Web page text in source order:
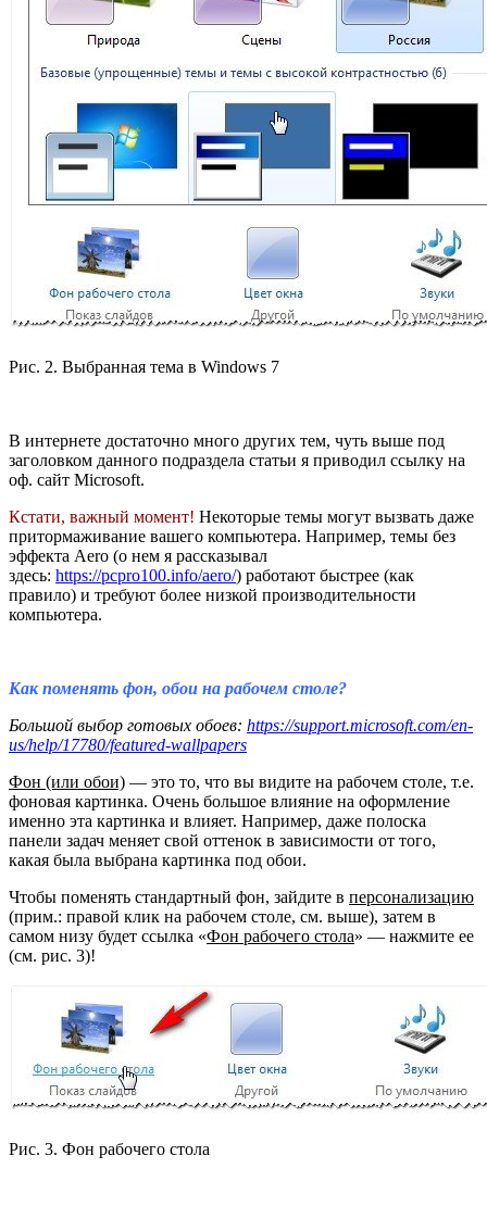
Рис. 2. Выбранная тема в Windows 7
В интернете достаточно много других тем, чуть выше под
заголовком данного подраздела статьи я приводил ссылку на
оф. сайт Microsoft.
Кстати, важный момент! Некоторые темы могут вызвать даже
притормаживание вашего компьютера. Например, темы без
эффекта Aero (о нем я рассказывал
здесь: https://pcpro100.info/aero/) работают быстрее (как
правило) и требуют более низкой производительности
компьютера.
Как поменять фон, обои на рабочем столе?
Большой выбор готовых обоев: https://support.microsoft.com/en-
us/help/17780/featured-wallpapers
Фон (или обои) — это то, что вы видите на рабочем столе, т.е.
фоновая картинка. Очень большое влияние на оформление
именно эта картинка и влияет. Например, даже полоска
панели задач меняет свой оттенок в зависимости от того,
какая была выбрана картинка под обои.
Чтобы поменять стандартный фон, зайдите в персонализацию
(прим.: правой клик на рабочем столе, см. выше), затем в
самом низу будет ссылка «Фон рабочего стола» — нажмите ее
(см. рис. 3)!
Рис. 3. Фон рабочего стола